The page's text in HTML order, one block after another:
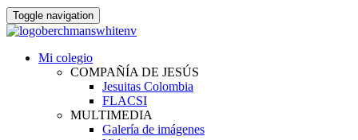
Toggle navigation
Mi colegio
COMPAÑÍA DE JESÚS
Jesuitas Colombia
FLACSI
MULTIMEDIA
Galería de imágenes